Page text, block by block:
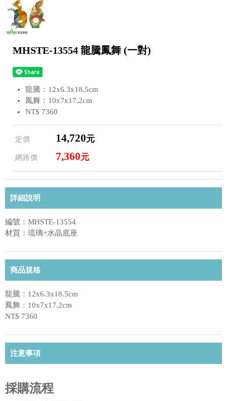
MHSTE-13554 龍騰鳳舞 (一對)
龍騰：12x6.3x18.5cm
鳳舞：10x7x17.2cm
NT$ 7360
定價 14,720元
網路價 7,360元
詳細說明
編號：MHSTE-13554
材質：琉璃+水晶底座
商品規格
龍騰：12x6.3x18.5cm
鳳舞：10x7x17.2cm
NT$ 7360
注意事項
採購流程